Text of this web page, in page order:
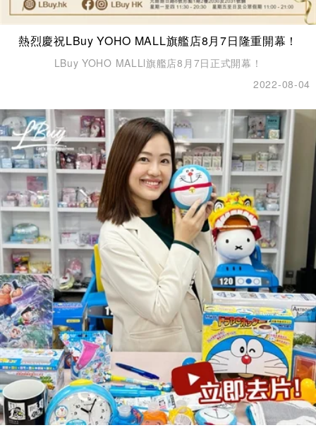
熱烈慶祝LBuy YOHO MALL旗艦店8月7日隆重開幕！
LBuy YOHO MALLl旗艦店8月7日正式開幕！
2022-08-04